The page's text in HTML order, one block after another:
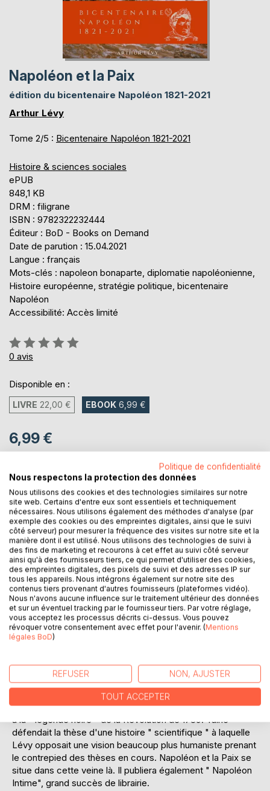
Napoléon et la Paix
édition du bicentenaire Napoléon 1821-2021
Arthur Lévy
Tome 2/5 : Bicentenaire Napoléon 1821-2021
Histoire & sciences sociales
ePUB
848,1 KB
DRM : filigrane
ISBN : 9782322232444
Éditeur : BoD - Books on Demand
Date de parution : 15.04.2021
Langue : français
Mots-clés : napoleon bonaparte, diplomatie napoléonienne,
Histoire européenne, stratégie politique, bicentenaire
Napoléon
Accessibilité: Accès limité
Évaluation:
0%
0 avis
Disponible en :
LIVRE 22,00 € EBOOK 6,99 €
6,99 €
TVA incluse
Téléchargement disponible dès maintenant
AJOUTER AU PANIER
Ajouter à ma liste d'envies
Laisser un avis
Arthur Lévy (1847-1931), a consacré les trois quarts de son
oeuvre littéraire à restaurer l'image d'un Napoléon que le
fameux historien de son époque, Hippolyte Taine, associait
à la " légende noire " de la Révolution de 1789. Taine
défendait la thèse d'une histoire " scientifique " à laquelle
Lévy opposait une vision beaucoup plus humaniste prenant
le contrepied des thèses en cours. Napoléon et la Paix se
situe dans cette veine là. Il publiera également " Napoléon
Intime", grand succès de librairie.
Politique de confidentialité
Nous respectons la protection des données
Nous utilisons des cookies et des technologies similaires sur notre
site web. Certains d'entre eux sont essentiels et techniquement
nécessaires. Nous utilisons également des méthodes d'analyse (par
exemple des cookies ou des empreintes digitales, ainsi que le suivi
côté serveur) pour mesurer la fréquence des visites sur notre site et la
manière dont il est utilisé. Nous utilisons des technologies de suivi à
des fins de marketing et recourons à cet effet au suivi côté serveur
ainsi qu'à des fournisseurs tiers, ce qui permet d'utiliser des cookies,
des empreintes digitales, des pixels de suivi et des adresses IP sur
tous les appareils. Nous intégrons également sur notre site des
contenus tiers provenant d'autres fournisseurs (plateformes vidéo).
Nous n'avons aucune influence sur le traitement ultérieur des données
et sur un éventuel tracking par le fournisseur tiers. Par votre réglage,
vous acceptez les processus décrits ci-dessus. Vous pouvez
révoquer votre consentement avec effet pour l'avenir. (Mentions
légales BoD)
REFUSER NON, AJUSTER
TOUT ACCEPTER